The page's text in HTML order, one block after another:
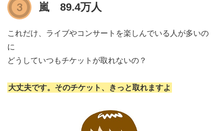
嵐 89.4万人
これだけ、ライブやコンサートを楽しんでいる人が多いの
に
どうしていつもチケットが取れないの？
大丈夫です。そのチケット、きっと取れますよ